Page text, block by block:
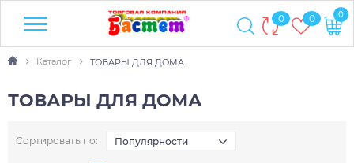
0 0 0
Каталог ТОВАРЫ ДЛЯ ДОМА
ТОВАРЫ ДЛЯ ДОМА
Сортировать по: Популярности